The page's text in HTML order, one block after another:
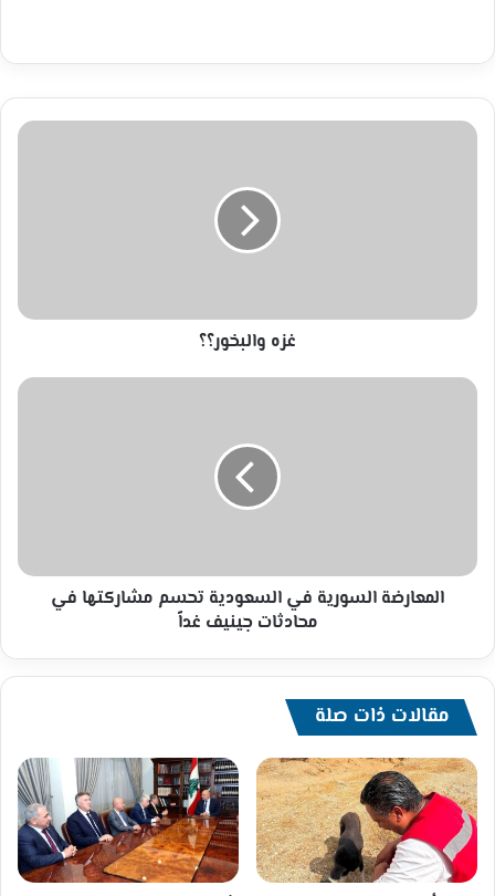
غزه
غزه والبخور؟؟
المعارضة
جينيف
المعارضة السورية في السعودية تحسم مشاركتها في
محادثات جينيف غداً
مقالات ذات صلة